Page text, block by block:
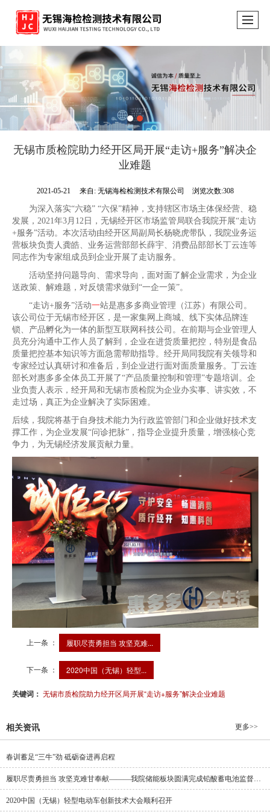
无锡市质检院助力经开区局开展“走访+服务”解决企
业难题
2021-05-21 来自: 无锡海检检测技术有限公司 浏览次数:308
为深入落实“六稳” “六保”精神，支持辖区市场主体保经营、稳
发展，2021年3月12日，无锡经开区市场监管局联合我院开展“走访
+服务”活动。本次活动由经开区局副局长杨晓虎带队，我院业务运
营板块负责人龚皓、业务运营部部长薛宇、消费品部部长丁云连等
同志作为专家组成员到企业开展了走访服务。
活动坚持问题导向、需求导向，面对面了解企业需求，为企业
送政策、解难题，对反馈需求做到“一企一策”。
“走访+服务”活动一站是惠多多商业管理（江苏）有限公司。
该公司位于无锡市经开区，是一家集网上商城、线下实体品牌连
锁、产品孵化为一体的新型互联网科技公司。在前期与企业管理人
员充分沟通中工作人员了解到，企业在进货质量把控，特别是食品
质量把控基本知识等方面急需帮助指导。经开局同我院有关领导和
专家经过认真研讨和准备后，到企业进行面对面质量服务。丁云连
部长对惠多多全体员工开展了“产品质量控制和管理”专题培训。企
业负责人表示，经开局和无锡市质检院为企业办实事、讲实效，不
走过场，真正为企业解决了实际困难。
后续，我院将基于自身技术能力为行政监管部门和企业做好技术支
撑工作，为企业发展“问诊把脉”，指导企业提升质量，增强核心竞
争力，为无锡经济发展贡献力量。
上一条 ： 履职尽责勇担当 攻坚克难...
下一条 ： 2020中国（无锡）轻型...
关键词： 无锡市质检院助力经开区局开展“走访+服务”解决企业难题
相关资讯 更多>>
春训蓄足“三牛”劲 砥砺奋进再启程
履职尽责勇担当 攻坚克难甘奉献———我院储能板块圆满完成铅酸蓄电池监督抽查任务
2020中国（无锡）轻型电动车创新技术大会顺利召开